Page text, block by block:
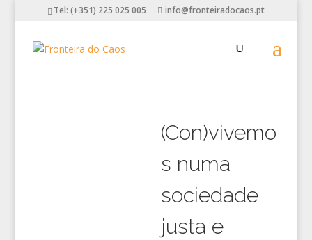
Tel: (+351) 225 025 005 info@fronteiradocaos.pt
(Con)vivemo
s numa
sociedade
justa e